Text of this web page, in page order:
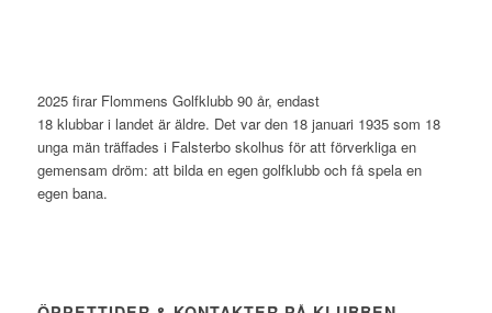
2025 firar Flommens Golfklubb 90 år, endast
18 klubbar i landet är äldre. Det var den 18 januari 1935 som 18
unga män träffades i Falsterbo skolhus för att förverkliga en
gemensam dröm: att bilda en egen golfklubb och få spela en
egen bana.